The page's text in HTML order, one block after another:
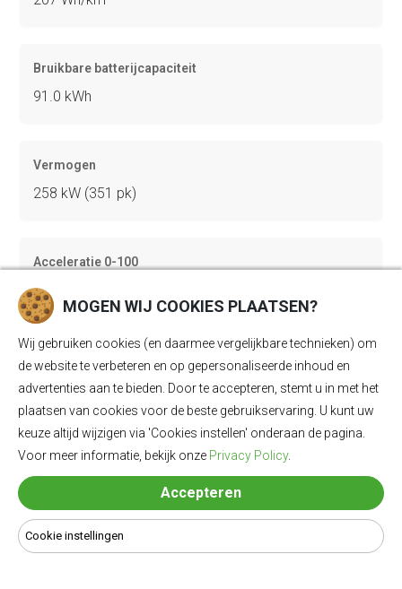
Bruikbare batterijcapaciteit
91.0 kWh
Vermogen
258 kW (351 pk)
Acceleratie 0-100
5.8 sec
Topsnelheid
180 km/u
Bagageruimte
Lengte
MOGEN WIJ COOKIES PLAATSEN?
Wij gebruiken cookies (en daarmee vergelijkbare technieken) om
de website te verbeteren en op gepersonaliseerde inhoud en
advertenties aan te bieden. Door te accepteren, stemt u in met het
plaatsen van cookies voor de beste gebruikservaring. U kunt uw
keuze altijd wijzigen via 'Cookies instellen' onderaan de pagina.
Voor meer informatie, bekijk onze Privacy Policy.
Accepteren
Cookie instellingen